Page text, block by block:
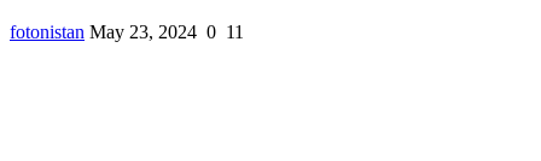
fotonistan May 23, 2024 0 11